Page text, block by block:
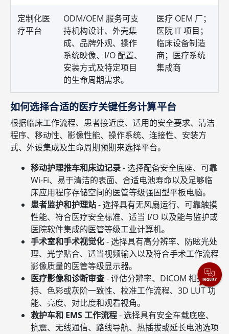
定制化医
疗平台
ODM/OEM 服务可支
持机构设计、外壳集
成、品牌外观、操作
系统映像、I/O 配置、
安装方式及特定项目
的生命周期需求。
医疗 OEM 厂；
医院 IT 项目；
临床设备制造
商；医疗系统
集成商
如何选择合适的医疗关键任务计算平台
根据临床工作流程、患者接近度、适用的安全要求、清洁
程序、移动性、影像性能、操作系统、连接性、安装方
式、外设集成及生命周期预期来选择平台。
移动护理推车和床边记录- 选择配备安全底座、可靠
Wi-Fi、易于清洁的表面、合适电池寿命以及足够临
床应用程序存储空间的医管等级强固型平板电脑。
患者监护和护理站- 选择具有无风扇运行、可靠触摸
性能、符合医疗安全标准、适当 I/O 以及能与监护或
医院软件集成的医管等级工业计算机。
手术室和手术视觉化- 选择具有高分辨率、防眩光处
理、光学贴合、适当视频输入以及符合手术工作流程
影像质量的医管等级显示器。
医疗影像和诊断审查- 评估分辨率、DICOM 相关支
持、色彩或灰阶一致性、校准工作流程、3D LUT 功
能、亮度、对比度和观看视角。
救护车和 EMS 工作流程- 选择具有安全车载底座、
抗震、无线通信、路线导航、热插拔或延长电池选项